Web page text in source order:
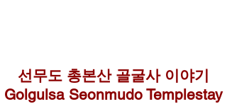
선무도 총본산 골굴사 이야기
Golgulsa Seonmudo Templestay